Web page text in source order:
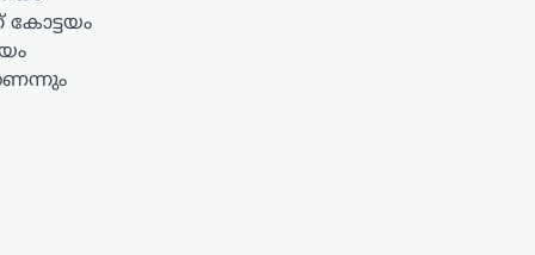
കോട്ടയം